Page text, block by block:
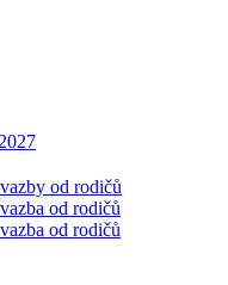
od rodičů
od rodičů
od rodičů